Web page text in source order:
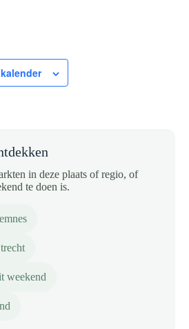
in deze plaats of regio, of
te doen is.
weekend